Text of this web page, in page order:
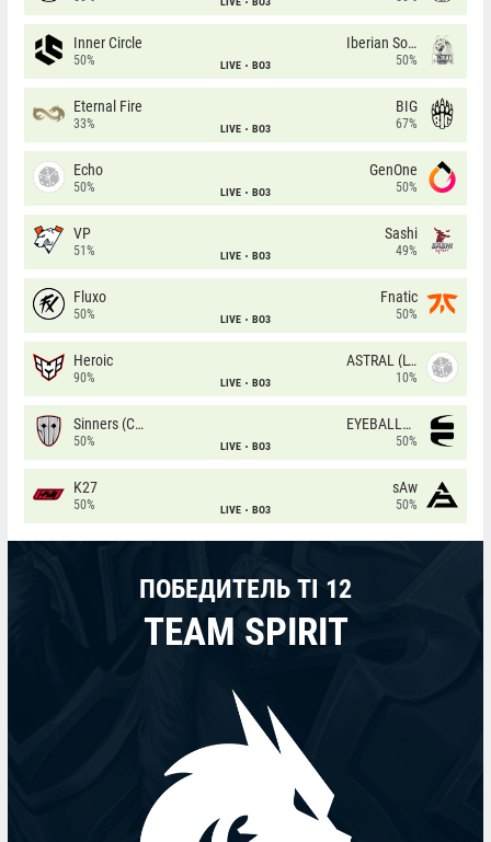
Inner Circle
50% LIVE BO3
Iberian Soul
50%
Eternal Fire
33% LIVE BO3
BIG
67%
Echo
50% LIVE BO3
GenOne
50%
VP
51% LIVE BO3
Sashi
49%
Fluxo
50% LIVE BO3
Fnatic
50%
Heroic
90% LIVE BO3
ASTRAL (LT)
10%
Sinners (CZ)
50% LIVE BO3
EYEBALLERS
50%
K27
50% LIVE BO3
sAw
50%
ПОБЕДИТЕЛЬ TI 12
TEAM SPIRIT